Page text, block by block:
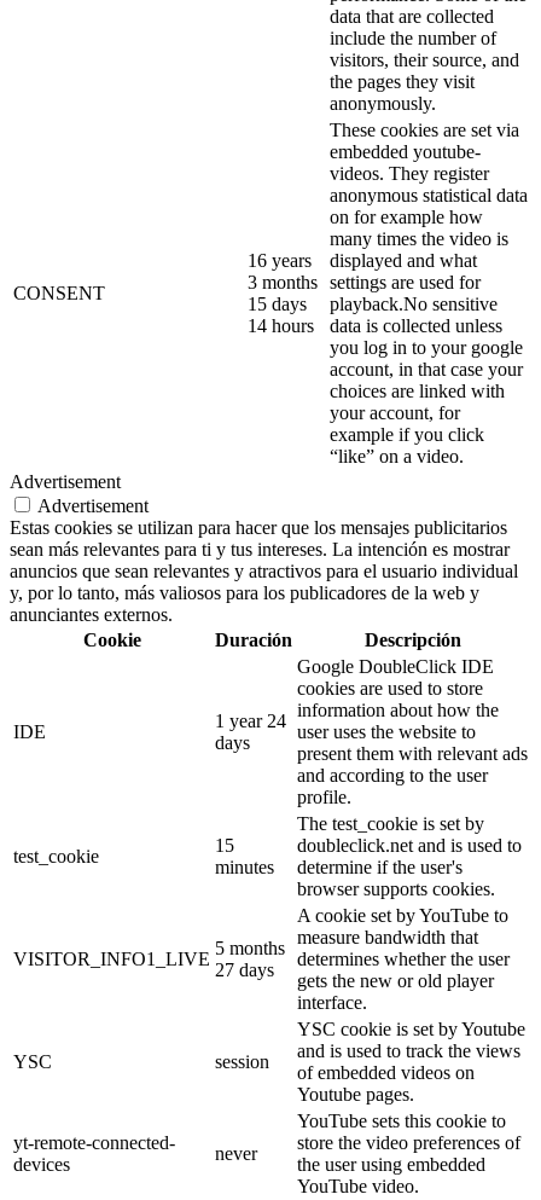
data that are collected
include the number of
visitors, their source, and
the pages they visit
anonymously.
CONSENT
16 years
3 months
15 days
14 hours
These cookies are set via
embedded youtube-
videos. They register
anonymous statistical data
on for example how
many times the video is
displayed and what
settings are used for
playback.No sensitive
data is collected unless
you log in to your google
account, in that case your
choices are linked with
your account, for
example if you click
“like” on a video.
Advertisement
Advertisement
Estas cookies se utilizan para hacer que los mensajes publicitarios
sean más relevantes para ti y tus intereses. La intención es mostrar
anuncios que sean relevantes y atractivos para el usuario individual
y, por lo tanto, más valiosos para los publicadores de la web y
anunciantes externos.
Cookie
Duración Descripción
IDE
1 year 24
days
Google DoubleClick IDE
cookies are used to store
information about how the
user uses the website to
present them with relevant ads
and according to the user
profile.
test_cookie
15
minutes
The test_cookie is set by
doubleclick.net and is used to
determine if the user's
browser supports cookies.
VISITOR_INFO1_LIVE
5 months
27 days
A cookie set by YouTube to
measure bandwidth that
determines whether the user
gets the new or old player
interface.
YSC session
YSC cookie is set by Youtube
and is used to track the views
of embedded videos on
Youtube pages.
yt-remote-connected-
devices
never
YouTube sets this cookie to
store the video preferences of
the user using embedded
YouTube video.